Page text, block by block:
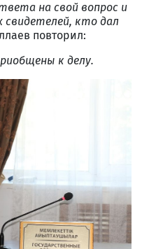
на свой вопрос и
кто дал
повторил:
к делу.